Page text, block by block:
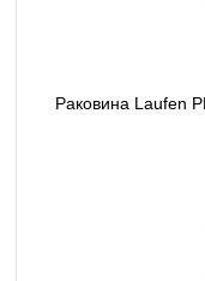
Раковина Laufen